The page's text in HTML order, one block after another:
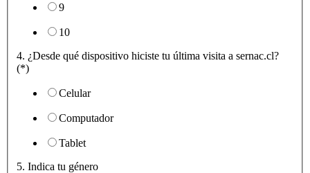
9
10
4. ¿Desde qué dispositivo hiciste tu última visita a sernac.cl?
(*)
Celular
Computador
Tablet
5. Indica tu género